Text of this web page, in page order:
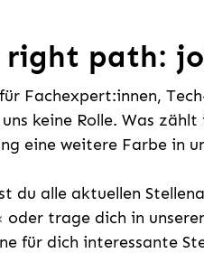
right path:
Fachexpert:innen,
keine Rolle. Was
eine weitere Farbe in
du alle aktuellen
oder trage dich in
für dich interessante